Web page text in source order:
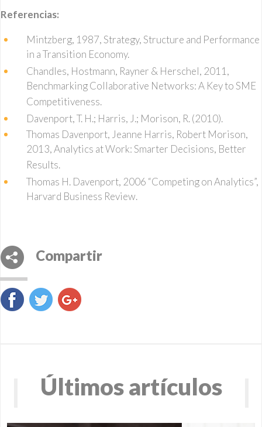
Referencias:
Mintzberg, 1987, Strategy, Structure and Performance
in a Transition Economy.
Chandles, Hostmann, Rayner & Herschel, 2011,
Benchmarking Collaborative Networks: A Key to SME
Competitiveness.
Davenport, T. H.; Harris, J.; Morison, R. (2010).
Thomas Davenport, ‎Jeanne Harris, ‎Robert Morison,
2013, Analytics at Work: Smarter Decisions, Better
Results.
Thomas H. Davenport, 2006 “Competing on Analytics”,
Harvard Business Review.
Compartir
Últimos artículos